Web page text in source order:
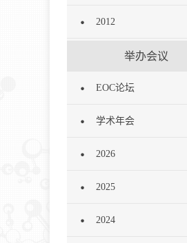
2012
举办会议
EOC论坛
学术年会
2026
2025
2024